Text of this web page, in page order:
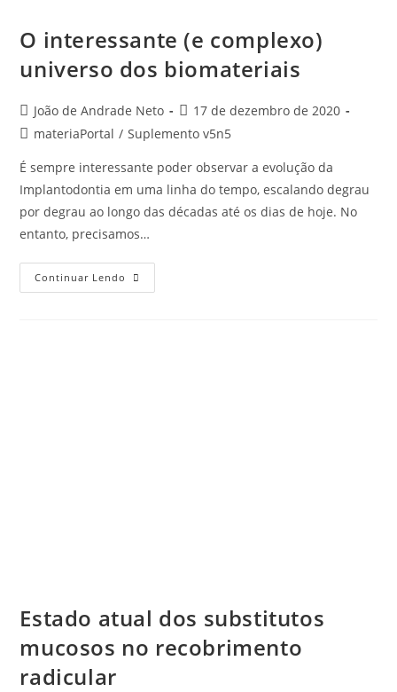
O interessante (e complexo)
universo dos biomateriais
João de Andrade Neto
17 de dezembro de 2020
materiaPortal / Suplemento v5n5
É sempre interessante poder observar a evolução da
Implantodontia em uma linha do tempo, escalando degrau
por degrau ao longo das décadas até os dias de hoje. No
entanto, precisamos…
Continuar Lendo
Estado atual dos substitutos
mucosos no recobrimento
radicular